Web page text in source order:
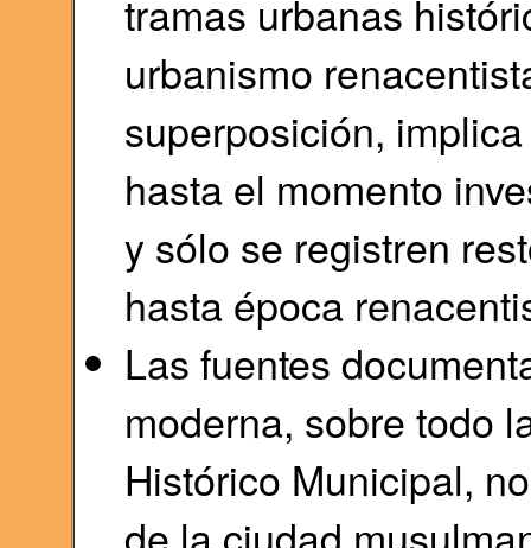
tramas urbanas
urbanismo
superposición,
hasta el momento
y sólo se registren
hasta época
Las fuentes
moderna, sobre todo
Histórico Municipal,